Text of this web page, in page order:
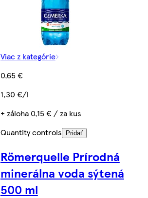
Viac z kategórie
0,65 €
1,30 €/l
+ záloha 0,15 € / za kus
Quantity controls
Pridať
Römerquelle Prírodná
minerálna voda sýtená
500 ml